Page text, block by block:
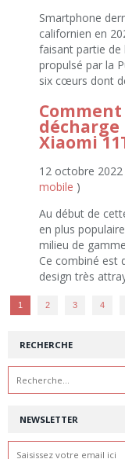
Smartphone
californien en
faisant partie de
propulsé par la
six cœurs dont
Xiaomi
12 octobre
mobile )
Au début de
en plus
milieu de
Ce combiné est
design très
1 2 3 4
NEWSLETTER
RECHERCHE